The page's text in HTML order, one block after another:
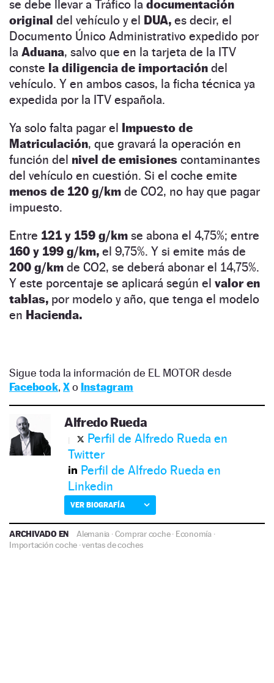
se debe llevar a Tráfico la documentación
original del vehículo y el DUA, es decir, el
Documento Único Administrativo expedido por
la Aduana, salvo que en la tarjeta de la ITV
conste la diligencia de importación del
vehículo. Y en ambos casos, la ficha técnica ya
expedida por la ITV española.
Ya solo falta pagar el Impuesto de
Matriculación, que gravará la operación en
función del nivel de emisiones contaminantes
del vehículo en cuestión. Si el coche emite
menos de 120 g/km de CO2, no hay que pagar
impuesto.
Entre 121 y 159 g/km se abona el 4,75%; entre
160 y 199 g/km, el 9,75%. Y si emite más de
200 g/km de CO2, se deberá abonar el 14,75%.
Y este porcentaje se aplicará según el valor en
tablas, por modelo y año, que tenga el modelo
en Hacienda.
Sigue toda la información de EL MOTOR desde
Facebook, Xo Instagram
Alfredo Rueda
Perfil de Alfredo Rueda en
Twitter
Perfil de Alfredo Rueda en
Linkedin
VER BIOGRAFÍA
ARCHIVADO EN Alemania ·Comprar coche· Economía ·
Importación coche ·ventas de coches